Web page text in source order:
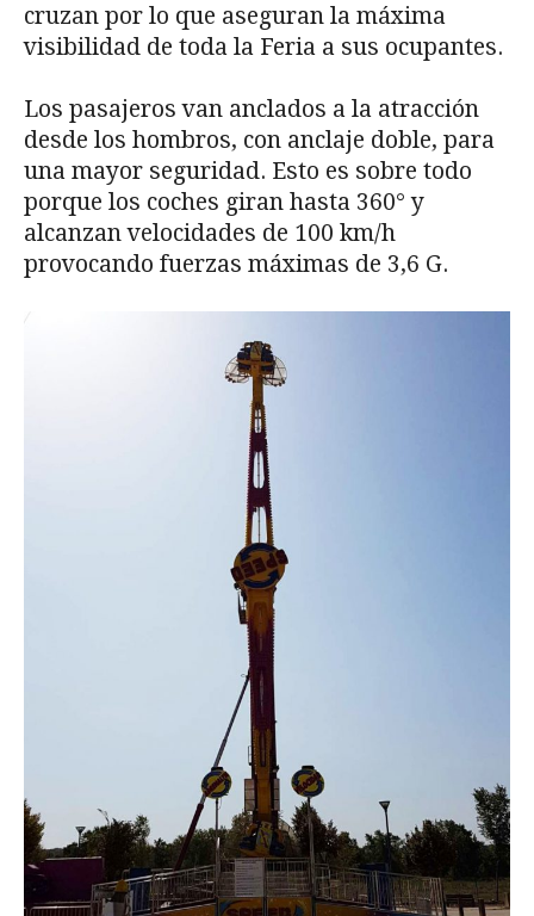
cruzan por lo que aseguran la máxima
visibilidad de toda la Feria a sus ocupantes.
Los pasajeros van anclados a la atracción
desde los hombros, con anclaje doble, para
una mayor seguridad. Esto es sobre todo
porque los coches giran hasta 360° y
alcanzan velocidades de 100 km/h
provocando fuerzas máximas de 3,6 G.